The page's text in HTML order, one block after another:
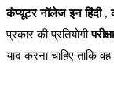
कंप्यूटर नॉलेज इन हिंदी,
प्रकार की प्रतियोगीपरीक्षा
याद करना चाहिए ताकि